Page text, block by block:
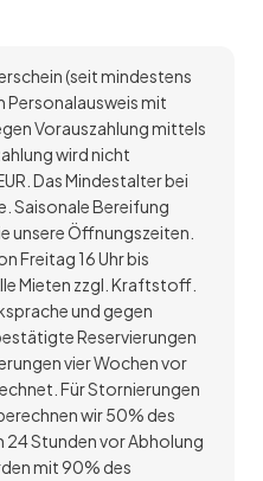
(seit mindestens
Personalausweis mit
Vorauszahlung mittels
wird nicht
Das Mindestalter bei
Saisonale Bereifung
unsere Öffnungszeiten.
Freitag 16 Uhr bis
Mieten zzgl. Kraftstoff.
und gegen
Reservierungen
vier Wochen vor
Für Stornierungen
wir 50% des
Stunden vor Abholung
mit 90% des